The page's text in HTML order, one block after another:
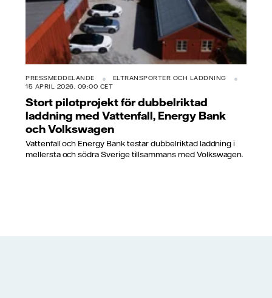
PRESSMEDDELANDE
ELTRANSPORTER OCH LADDNING
15 APRIL 2026, 09:00 CET
Stort pilotprojekt för dubbelriktad
laddning med Vattenfall, Energy Bank
och Volkswagen
Vattenfall och Energy Bank testar dubbelriktad laddning i
mellersta och södra Sverige tillsammans med Volkswagen.